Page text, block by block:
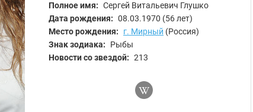
Полное имя: Сергей Витальевич Глушко
Дата рождения: 08.03.1970 (56 лет)
Место рождения:
г. Мирный (Россия)
Знак зодиака:
Рыбы
Новости со звездой: 213